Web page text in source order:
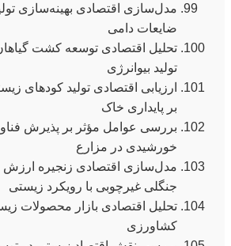
مدل‌سازی اقتصادی بهینه‌سازی
ضایعات دامی
تحلیل اقتصادی توسعه کشت
تولید بیوانرژی
ارزیابی اقتصادی تولید کودهای
بر پایداری خاک
بررسی عوامل مؤثر بر پذیرش
خورشیدی در مزارع
مدل‌سازی اقتصادی زنجیره
جنگلی غیرچوبی با رویکرد زیستی
تحلیل اقتصادی بازار محصولات
کشاورزی